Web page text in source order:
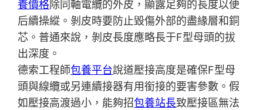
養價格除同軸電纜的外皮，顯露足夠的長度以便
后續操縱。剝皮時要防止毀傷外部的盡緣層和銅
芯。普通來說，剝皮長度應略長于F型母頭的拔
出深度。
德索工程師包養平台說道壓接高度是確保F型母
頭與線纜或另連續接器有用銜接的要害參數。假
如壓接高渡過小，能夠招包養站長致壓接區無法